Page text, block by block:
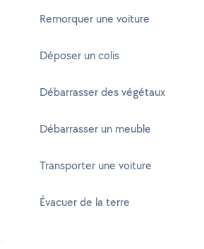
Remorquer une voiture
Déposer un colis
Débarrasser des végétaux
Débarrasser un meuble
Transporter une voiture
Évacuer de la terre